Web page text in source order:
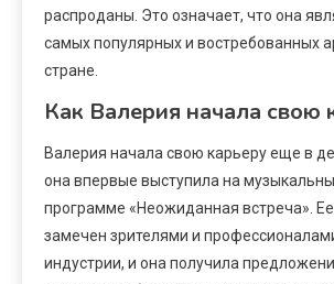
распроданы. Это означает, что она
самых популярных и востребованных
стране.
Как Валерия начала свою
Валерия начала свою карьеру еще в
она впервые выступила на
программе «Неожиданная встреча».
замечен зрителями и
индустрии, и она получила